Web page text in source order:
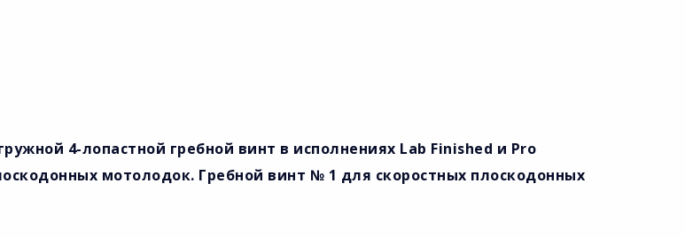
4-лопастной гребной винт в исполнениях Lab Finished и Pro
мотолодок. Гребной винт № 1 для скоростных плоскодонных